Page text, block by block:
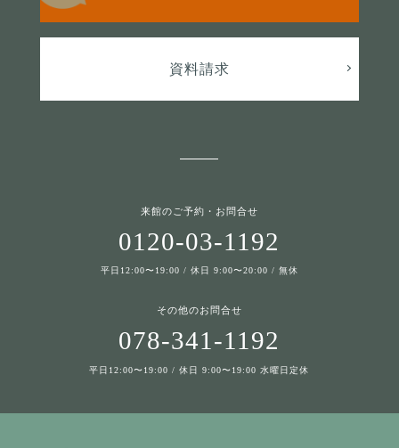
資料請求
来館のご予約・お問合せ
0120-03-1192
平日12:00〜19:00 / 休日 9:00〜20:00 / 無休
その他のお問合せ
078-341-1192
平日12:00〜19:00 / 休日 9:00〜19:00 水曜日定休